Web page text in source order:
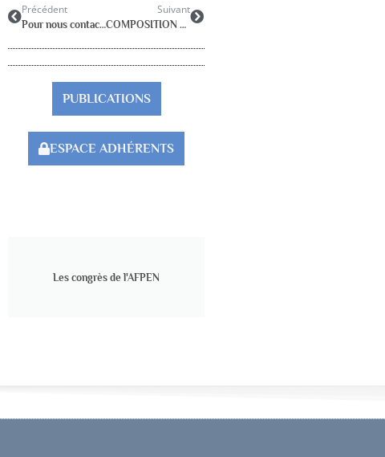
Précédent
Pour nous contacter…
Suivant
COMPOSITION CONSEIL ADMINISTRATION 2023-2025
PUBLICATIONS
ESPACE ADHÉRENTS
Les congrès de l'AFPEN